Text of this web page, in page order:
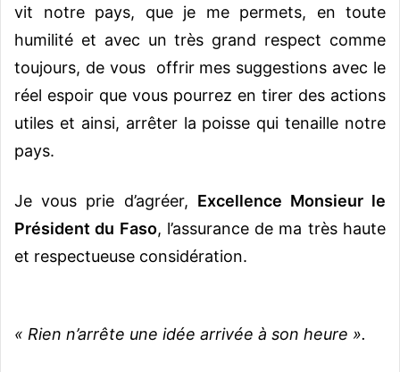
vit notre pays, que je me permets, en toute
humilité et avec un très grand respect comme
toujours, de vous offrir mes suggestions avec le
réel espoir que vous pourrez en tirer des actions
utiles et ainsi, arrêter la poisse qui tenaille notre
pays.
Je vous prie d’agréer, Excellence Monsieur le
Président du Faso, l’assurance de ma très haute
et respectueuse considération.
« Rien n’arrête une idée arrivée à son heure ».